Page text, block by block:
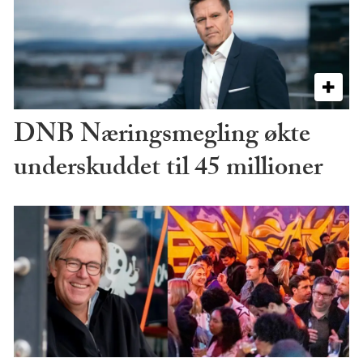
DNB Næringsmegling økte
underskuddet til 45 millioner